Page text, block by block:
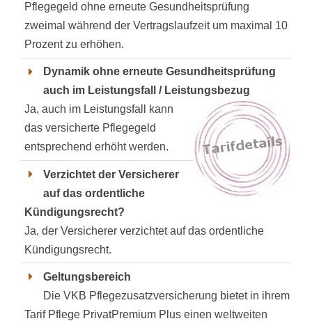
Pflegegeld ohne erneute Gesundheitsprüfung
zweimal während der Vertragslaufzeit um maximal 10
Prozent zu erhöhen.
Dynamik ohne erneute Gesundheitsprüfung
auch im Leistungsfall / Leistungsbezug
Ja, auch im Leistungsfall kann
das versicherte Pflegegeld
entsprechend erhöht werden.
Verzichtet der Versicherer
auf das ordentliche
Kündigungsrecht?
Ja, der Versicherer verzichtet auf das ordentliche
Kündigungsrecht.
Geltungsbereich
Die VKB Pflegezusatzversicherung bietet in ihrem
Tarif Pflege PrivatPremium Plus einen weltweiten